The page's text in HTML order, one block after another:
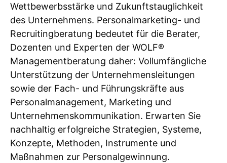
Wettbewerbsstärke und Zukunftstauglichkeit
des Unternehmens. Personalmarketing- und
Recruitingberatung bedeutet für die Berater,
Dozenten und Experten der WOLF®
Managementberatung daher: Vollumfängliche
Unterstützung der Unternehmensleitungen
sowie der Fach- und Führungskräfte aus
Personalmanagement, Marketing und
Unternehmenskommunikation. Erwarten Sie
nachhaltig erfolgreiche Strategien, Systeme,
Konzepte, Methoden, Instrumente und
Maßnahmen zur Personalgewinnung.